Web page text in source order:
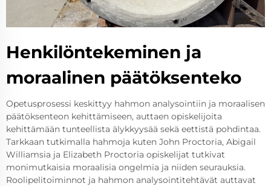
Henkilöntekeminen ja
moraalinen päätöksenteko
Opetusprosessi keskittyy hahmon analysointiin ja moraalisen
päätöksenteon kehittämiseen, auttaen opiskelijoita
kehittämään tunteellista älykkyysää sekä eettistä pohdintaa.
Tarkkaan tutkimalla hahmoja kuten John Proctoria, Abigail
Williamsia ja Elizabeth Proctoria opiskelijat tutkivat
monimutkaisia moraalisia ongelmia ja niiden seurauksia.
Roolipelitoiminnot ja hahmon analysointitehtävät auttavat